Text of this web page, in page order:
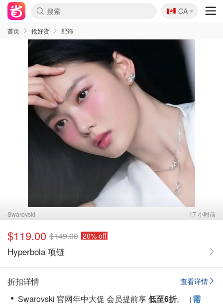
🇨🇦
CA
首页 抢好货 配饰
Swarovski 17 小时前
$119.00 $149.00 20% off
Hyperbola 项链
查看详情
折扣详情
Swarovski 官网年中大促 会员提前享低至6折。（需